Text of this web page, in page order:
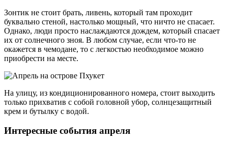
Зонтик не стоит брать, ливень, который там проходит
буквально стеной, настолько мощный, что ничто не спасает.
Однако, люди просто наслаждаются дождем, который спасает
их от солнечного зноя. В любом случае, если что-то не
окажется в чемодане, то с легкостью необходимое можно
приобрести на месте.
На улицу, из кондиционированного номера, стоит выходить
только прихватив с собой головной убор, солнцезащитный
крем и бутылку с водой.
Интересные события апреля